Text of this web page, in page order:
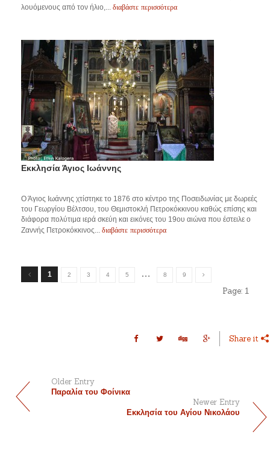
λουόμενους από τον ήλιο,... διαβάστε περισσότερα
Εκκλησία Άγιος Ιωάννης
Ο Άγιος Ιωάννης χτίστηκε το 1876 στο κέντρο της Ποσειδωνίας με δωρεές
του Γεωργίου Βέλτσου, του Θεμιστοκλή Πετροκόκκινου καθώς επίσης και
διάφορα πολύτιμα ιερά σκεύη και εικόνες του 19ου αιώνα που έστειλε ο
Ζαννής Πετροκόκκινος... διαβάστε περισσότερα
1 2 3 4 5 … 8 9
Page: 1
Share it
Older Entry
Παραλία του Φοίνικα
Newer Entry
Εκκλησία του Αγίου Νικολάου